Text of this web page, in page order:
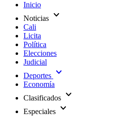
Inicio
Noticias expand_more
Cali
Licita
Política
Elecciones
Judicial
Deportes expand_more
Economía
Clasificados expand_more
Especiales expand_more